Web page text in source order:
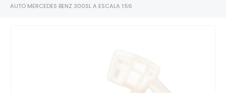
AUTO MERCEDES BENZ 300SL A ESCALA 1:56